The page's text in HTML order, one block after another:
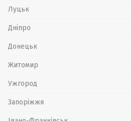
Луцьк
Дніпро
Донецьк
Житомир
Ужгород
Запоріжжя